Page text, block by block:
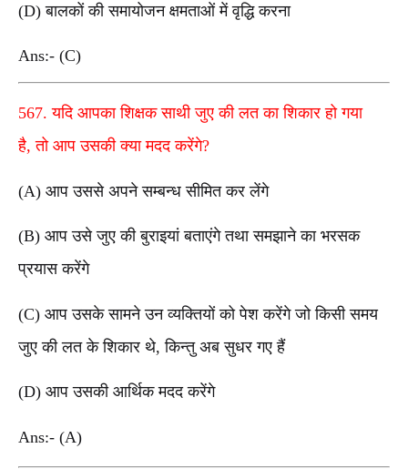
(D) बालकों की समायोजन क्षमताओं में वृद्धि करना
Ans:- (C)
567. यदि आपका शिक्षक साथी जुए की लत का शिकार हो गया
है, तो आप उसकी क्या मदद करेंगे?
(A) आप उससे अपने सम्बन्ध सीमित कर लेंगे
(B) आप उसे जुए की बुराइयां बताएंगे तथा समझाने का भरसक
प्रयास करेंगे
(C) आप उसके सामने उन व्यक्तियों को पेश करेंगे जो किसी समय
जुए की लत के शिकार थे, किन्तु अब सुधर गए हैं
(D) आप उसकी आर्थिक मदद करेंगे
Ans:- (A)